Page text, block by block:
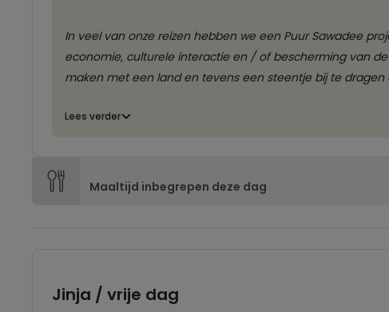
In veel van onze reizen hebben we een Puur Sawadee
economie, culturele interactie en / of bescherming van
maken met een land en tevens een steentje bij te
Lees verder
Maaltijd inbegrepen deze dag
Jinja / vrije dag